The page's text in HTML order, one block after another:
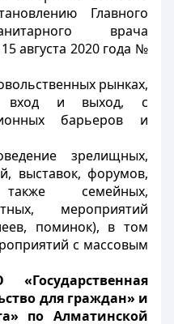
Главного
врача
августа 2020 года №
рынках,
вход и выход, с
барьеров и
зрелищных,
выставок, форумов,
семейных,
мероприятий
поминок), в том
с массовым
для граждан» и
по Алматинской